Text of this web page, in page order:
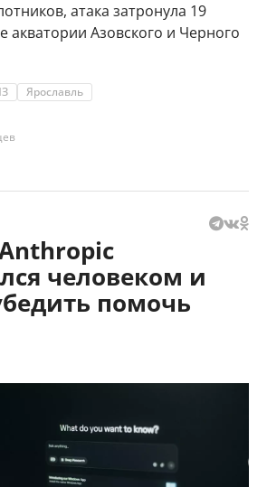
атака затронула 19
акватории Азовского и Черного
Ярославль
человеком и
помочь